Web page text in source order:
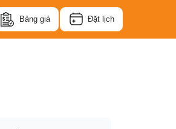
Bảng giá Đặt lịch